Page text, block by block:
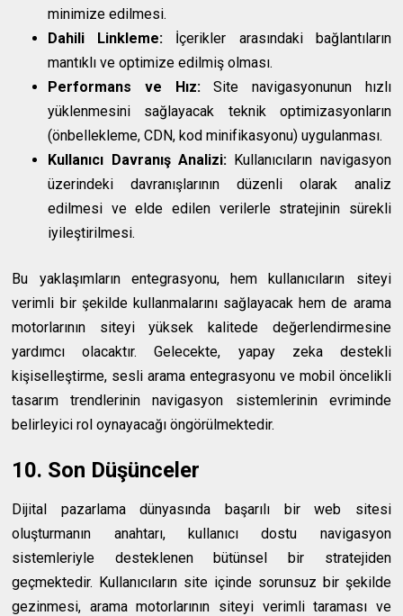
minimize edilmesi.
Dahili Linkleme: İçerikler arasındaki bağlantıların
mantıklı ve optimize edilmiş olması.
Performans ve Hız:Site navigasyonunun hızlı
yüklenmesini sağlayacak teknik optimizasyonların
(önbellekleme, CDN, kod minifikasyonu) uygulanması.
Kullanıcı Davranış Analizi: Kullanıcıların navigasyon
üzerindeki davranışlarının düzenli olarak analiz
edilmesi ve elde edilen verilerle stratejinin sürekli
iyileştirilmesi.
Bu yaklaşımların entegrasyonu, hem kullanıcıların siteyi
verimli bir şekilde kullanmalarını sağlayacak hem de arama
motorlarının siteyi yüksek kalitede değerlendirmesine
yardımcı olacaktır. Gelecekte, yapay zeka destekli
kişiselleştirme, sesli arama entegrasyonu ve mobil öncelikli
tasarım trendlerinin navigasyon sistemlerinin evriminde
belirleyici rol oynayacağı öngörülmektedir.
10. Son Düşünceler
Dijital pazarlama dünyasında başarılı bir web sitesi
oluşturmanın anahtarı, kullanıcı dostu navigasyon
sistemleriyle desteklenen bütünsel bir stratejiden
geçmektedir. Kullanıcıların site içinde sorunsuz bir şekilde
gezinmesi, arama motorlarının siteyi verimli taraması ve